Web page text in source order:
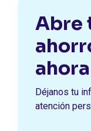
Abre
ahora
Déjanos tu
atención